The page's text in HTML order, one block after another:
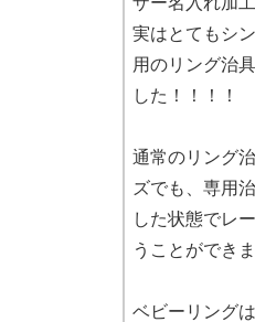
実はとてもシ
用のリング治
した！！！！
通常のリング
ズでも、専用
した状態でレ
うことができま
ベビーリング